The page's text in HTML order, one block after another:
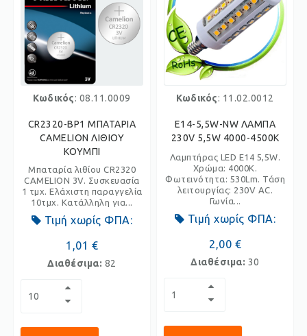
Κωδικός: 08.11.0009
CR2320-BP1 ΜΠΑΤΑΡΙΑ
CAMELION ΛΙΘΙΟΥ
ΚΟΥΜΠΙ
Μπαταρία λιθίου CR2320
CAMELION 3V. Συσκευασία
1 τμχ. Ελάχιστη παραγγελία
10τμχ. Κατάλληλη για...
Τιμή χωρίς ΦΠΑ:
1,01 €
Διαθέσιμα: 82
Κωδικός: 11.02.0012
E14-5,5W-NW ΛΑΜΠΑ
230V 5,5W 4000-4500K
Λαμπτήρας LED E14 5,5W.
Χρώμα: 4000K.
Φωτεινότητα: 530Lm. Τάση
λειτουργίας: 230V AC.
Γωνία...
Τιμή χωρίς ΦΠΑ:
2,00 €
Διαθέσιμα: 30